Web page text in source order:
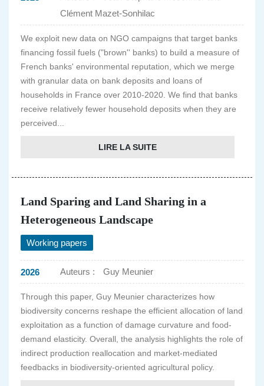
Clément Mazet-Sonhilac
We exploit new data on NGO campaigns that target banks
financing fossil fuels ("brown'' banks) to build a measure of
French banks' environmental reputation, which we merge
with granular data on bank deposits and loans of
households in France over 2010-2020. We find that banks
receive relatively fewer household deposits when they are
perceived...
LIRE LA SUITE
Land Sparing and Land Sharing in a
Heterogeneous Landscape
Working papers
2026 Auteurs : Guy Meunier
Through this paper, Guy Meunier characterizes how
biodiversity concerns reshape the efficient allocation of land
exploitation as a function of damage curvature and food-
demand elasticity. Overall, the analysis highlights the role of
indirect production reallocation and market-mediated
feedbacks in biodiversity-oriented agricultural policy.